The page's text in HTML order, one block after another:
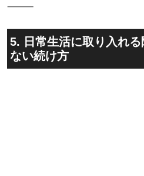
⸻
5. 日常生活に取り入れ
ない続け方